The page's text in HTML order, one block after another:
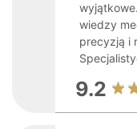
wiedzy
precyzją i
9.2